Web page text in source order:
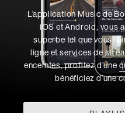
L’application Music de
iOS et Android, vous
superbe tel que vous
ligne et services de
enceintes, profitez d’une
bénéficiez d’une